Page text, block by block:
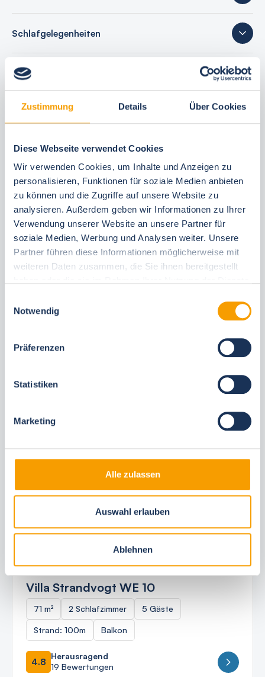
Zustimmung Details Über Cookies
Diese Webseite verwendet Cookies
Wir verwenden Cookies, um Inhalte und Anzeigen zu
personalisieren, Funktionen für soziale Medien anbieten
zu können und die Zugriffe auf unsere Website zu
analysieren. Außerdem geben wir Informationen zu Ihrer
Verwendung unserer Website an unsere Partner für
soziale Medien, Werbung und Analysen weiter. Unsere
Partner führen diese Informationen möglicherweise mit
weiteren Daten zusammen, die Sie ihnen bereitgestellt
Notwendig
Präferenzen
Statistiken
Marketing
Alle zulassen
Auswahl erlauben
Ablehnen
Schlafgelegenheiten
12 Bewertungen
Bestpreis-Garantie
24 Stunden kostenfrei reservieren
30 Tage vor Anreise kostenfrei stornieren
Flexible An- und Abreise 24/7
Persönliche Beratungen
Schneller, direkter Support vor Ort
gefallen
Ostseebad Börgerende
Villa Strandvogt WE 10
71 m² 2 Schlafzimmer 5 Gäste
Strand: 100m Balkon
4.8
Herausragend
19 Bewertungen